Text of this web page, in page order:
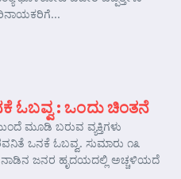
ಓಬವ್ವ : ಒಂದು ಚಿಂತನೆ
ಮೂಡಿ ಬರುವ ವ್ಯಕ್ತಿಗಳು
ಒನಕೆ ಓಬವ್ವ. ಸುಮಾರು ೧೩
ನಾಡಿನ ಜನರ ಹೃದಯದಲ್ಲಿ ಅಚ್ಚಳಿಯದೆ